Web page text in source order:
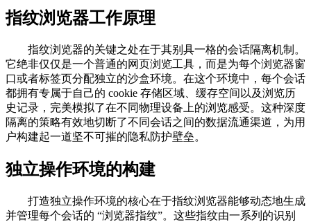
指纹浏览器工作原理
指纹浏览器的关键之处在于其别具一格的会话隔离机制。
它绝非仅仅是一个普通的网页浏览工具，而是为每个浏览器窗
口或者标签页分配独立的沙盒环境。在这个环境中，每个会话
都拥有专属于自己的 cookie 存储区域、缓存空间以及浏览历
史记录，完美模拟了在不同物理设备上的浏览感受。这种深度
隔离的策略有效地切断了不同会话之间的数据流通渠道，为用
户构建起一道坚不可摧的隐私防护壁垒。
独立操作环境的构建
打造独立操作环境的核心在于指纹浏览器能够动态地生成
并管理每个会话的 “浏览器指纹”。这些指纹由一系列的识别